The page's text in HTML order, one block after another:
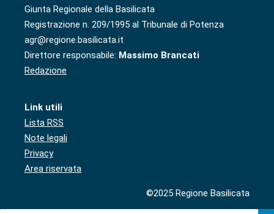
Giunta Regionale della Basilicata
Registrazione n. 209/1995 al Tribunale di Potenza
agr@regione.basilicata.it
Direttore responsabile: Massimo Brancati
Redazione
Link utili
Lista RSS
Note legali
Privacy
Area riservata
©2025 Regione Basilicata